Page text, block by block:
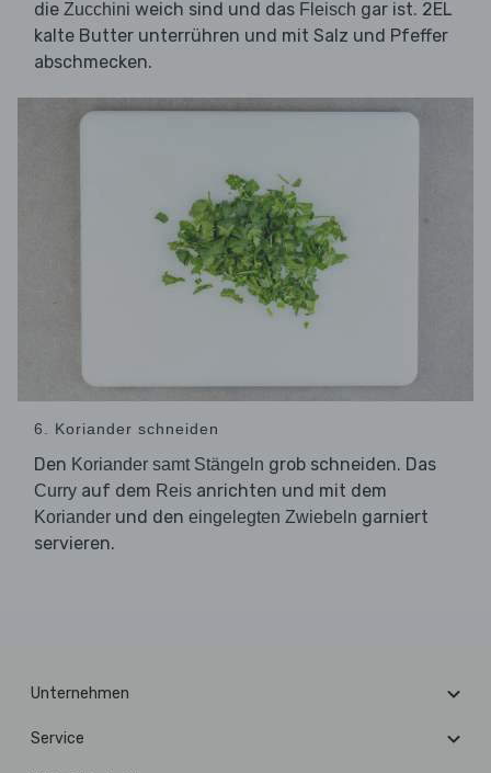
die Zucchini weich sind und das Fleisch gar ist. 2EL
kalte Butter unterrühren und mit Salz und Pfeffer
abschmecken.
6. Koriander schneiden
Den Koriander samt Stängeln grob schneiden. Das
Curry auf dem Reis anrichten und mit dem
Koriander und den eingelegten Zwiebeln garniert
servieren.
Unternehmen
Service